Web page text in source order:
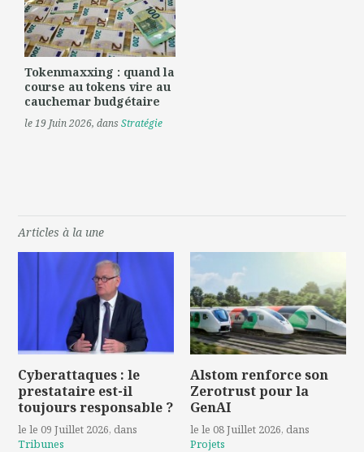
Tokenmaxxing : quand la
course au tokens vire au
cauchemar budgétaire
le 19 Juin 2026, dansStratégie
Articles à la une
Cyberattaques : le
prestataire est-il
toujours responsable ?
le le 09 Juillet 2026, dans
Tribunes
Alstom renforce son
Zerotrust pour la
GenAI
le le 08 Juillet 2026, dans
Projets